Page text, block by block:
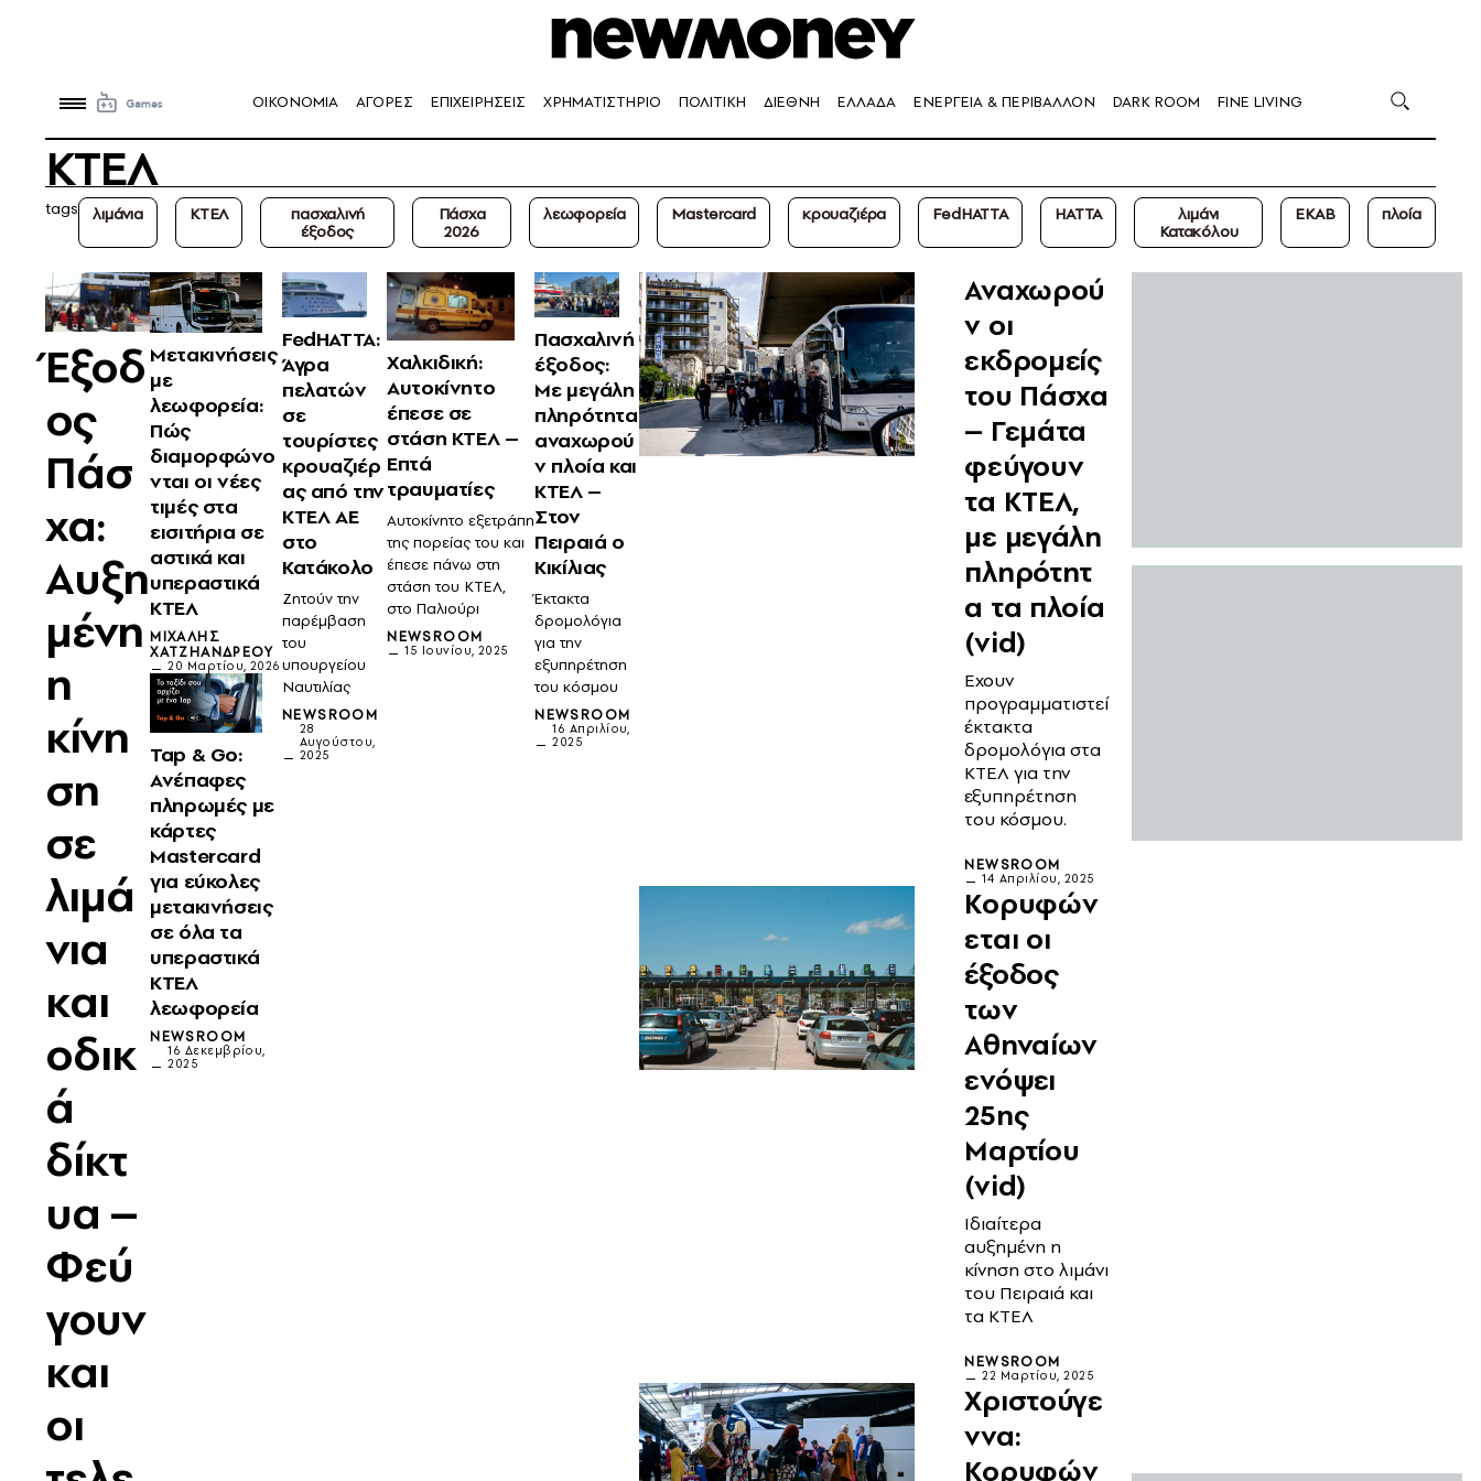
OIKONOMIA ΑΓΟΡΕΣ ΕΠΙΧΕΙΡΗΣΕΙΣ ΧΡΗΜΑΤΙΣΤΗΡΙΟ ΠΟΛΙΤΙΚΗ ΔΙΕΘΝΗ ΕΛΛΑΔΑ ΕΝΕΡΓΕΙΑ & ΠΕΡΙΒΑΛΛΟΝ DARK ROOM FINE LIVING
ΚΤΕΛ
tags λιμάνια ΚΤΕΛ
πασχαλινή
έξοδος
Πάσχα
2026
λεωφορεία Mastercard κρουαζιέρα FedHATTA ΗΑΤΤΑ
λιμάνι
Κατακόλου
ΕΚΑΒ πλοία
Έξοδ
ος
Πάσ
χα:
Αυξη
μένη
η
κίνη
ση
σε
λιμά
νια
και
οδικ
ά
δίκτ
υα –
Φεύ
γουν
και
οι
Μετακινήσεις
με
λεωφορεία:
Πώς
διαμορφώνο
νται οι νέες
τιμές στα
εισιτήρια σε
αστικά και
υπεραστικά
ΚΤΕΛ
ΜΙΧΆΛΗΣ
ΧΑΤΖΗΑΝΔΡΈΟΥ
20 Μαρτίου, 2026
Tap & Go:
Ανέπαφες
πληρωμές με
κάρτες
Mastercard
για εύκολες
μετακινήσεις
σε όλα τα
υπεραστικά
ΚΤΕΛ
λεωφορεία
NEWSROOM
16 Δεκεμβρίου,
2025
FedHATTA:
Άγρα
πελατών
σε
τουρίστες
κρουαζιέρ
ας από την
ΚΤΕΛ ΑΕ
στο
Κατάκολο
Ζητούν την
παρέμβαση
του
υπουργείου
Ναυτιλίας
NEWSROOM
28
Αυγούστου,
2025
Χαλκιδική:
Αυτοκίνητο
έπεσε σε
στάση ΚΤΕΛ –
Επτά
τραυματίες
Αυτοκίνητο εξετράπη
της πορείας του και
έπεσε πάνω στη
στάση του ΚΤΕΛ,
στο Παλιούρι
NEWSROOM
15 Ιουνίου, 2025
Πασχαλινή
έξοδος:
Με μεγάλη
πληρότητα
αναχωρού
ν πλοία και
ΚΤΕΛ –
Στον
Πειραιά ο
Κικίλιας
Έκτακτα
δρομολόγια
για την
εξυπηρέτηση
του κόσμου
NEWSROOM
16 Απριλίου,
2025
Αναχωρού
ν οι
εκδρομείς
του Πάσχα
– Γεμάτα
φεύγουν
τα ΚΤΕΛ,
με μεγάλη
πληρότητ
α τα πλοία
(vid)
Εχουν
προγραμματιστεί
έκτακτα
δρομολόγια στα
ΚΤΕΛ για την
εξυπηρέτηση
του κόσμου.
NEWSROOM
14 Απριλίου, 2025
Κορυφών
εται οι
έξοδος
των
Αθηναίων
ενόψει
25ης
Μαρτίου
(vid)
Ιδιαίτερα
αυξημένη η
κίνηση στο λιμάνι
του Πειραιά και
τα ΚΤΕΛ
NEWSROOM
22 Μαρτίου, 2025
Χριστούγε
ννα:
Κορυφών